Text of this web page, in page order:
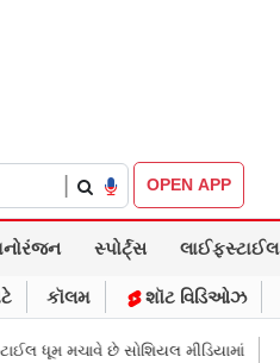
OPEN APP
સ્પોર્ટ્સ લાઈફસ્ટાઈલ
કૉલમ શૉટ વિડિઓઝ
માર્ક ઝુકરબર્ગે માની Metaની ભૂલ,